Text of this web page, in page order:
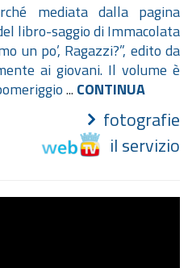
mediata dalla pagina
libro-saggio di Immacolata
un po’, Ragazzi?”, edito da
ai giovani. Il volume è
... CONTINUA
fotografie
il servizio